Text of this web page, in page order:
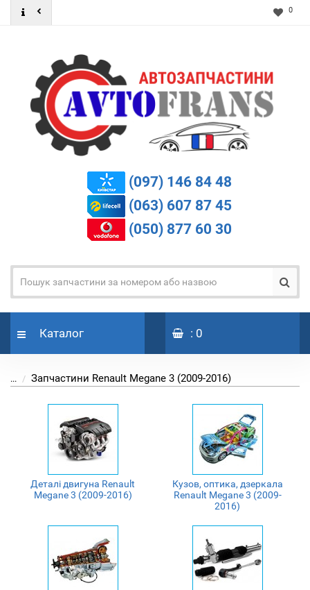
0
(097) 146 84 48
(063) 607 87 45
(050) 877 60 30
Каталог : 0
... Запчастини Renault Megane 3 (2009-2016)
Деталі двигуна Renault
Megane 3 (2009-2016)
Кузов, оптика, дзеркала
Renault Megane 3 (2009-
2016)